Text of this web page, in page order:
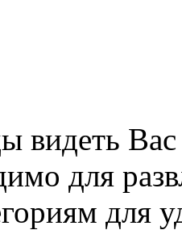
видеть Вас
для
для